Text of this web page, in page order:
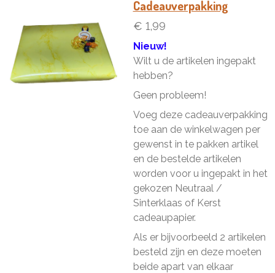
Cadeauverpakking
€ 1,99
Nieuw!
Wilt u de artikelen ingepakt
hebben?
Geen probleem!
Voeg deze cadeauverpakking
toe aan de winkelwagen per
gewenst in te pakken artikel
en de bestelde artikelen
worden voor u ingepakt in het
gekozen Neutraal /
Sinterklaas of Kerst
cadeaupapier.
Als er bijvoorbeeld 2 artikelen
besteld zijn en deze moeten
beide apart van elkaar